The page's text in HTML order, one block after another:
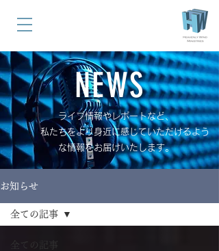
ライブ情報やレポートなど、
私たちをより身近に感じていただけるよう
な情報をお届けいたします。
NEWS
お知らせ
全ての記事
全ての記事